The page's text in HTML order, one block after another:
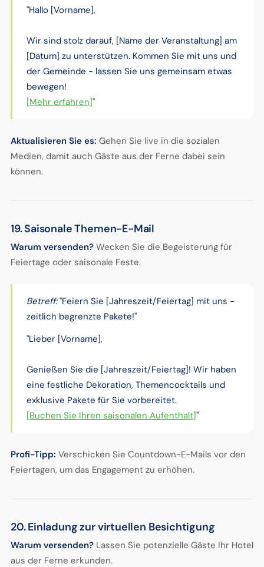
"Hallo [Vorname],
Wir sind stolz darauf, [Name der Veranstaltung] am
[Datum] zu unterstützen. Kommen Sie mit uns und
der Gemeinde - lassen Sie uns gemeinsam etwas
bewegen!
[Mehr erfahren]"
Aktualisieren Sie es: Gehen Sie live in die sozialen
Medien, damit auch Gäste aus der Ferne dabei sein
können.
19. Saisonale Themen-E-Mail
Warum versenden?Wecken Sie die Begeisterung für
Feiertage oder saisonale Feste.
Betreff:"Feiern Sie [Jahreszeit/Feiertag] mit uns -
zeitlich begrenzte Pakete!"
"Lieber [Vorname],
Genießen Sie die [Jahreszeit/Feiertag]! Wir haben
eine festliche Dekoration, Themencocktails und
exklusive Pakete für Sie vorbereitet.
[Buchen Sie Ihren saisonalen Aufenthalt]"
Profi-Tipp: Verschicken Sie Countdown-E-Mails vor den
Feiertagen, um das Engagement zu erhöhen.
20. Einladung zur virtuellen Besichtigung
Warum versenden?Lassen Sie potenzielle Gäste Ihr Hotel
aus der Ferne erkunden.